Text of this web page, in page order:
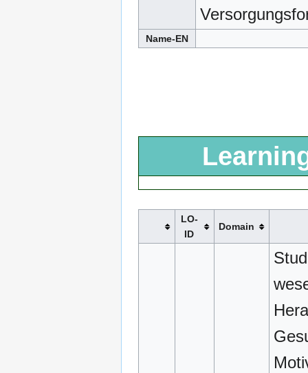
Name-EN
LO-
ID
Domain